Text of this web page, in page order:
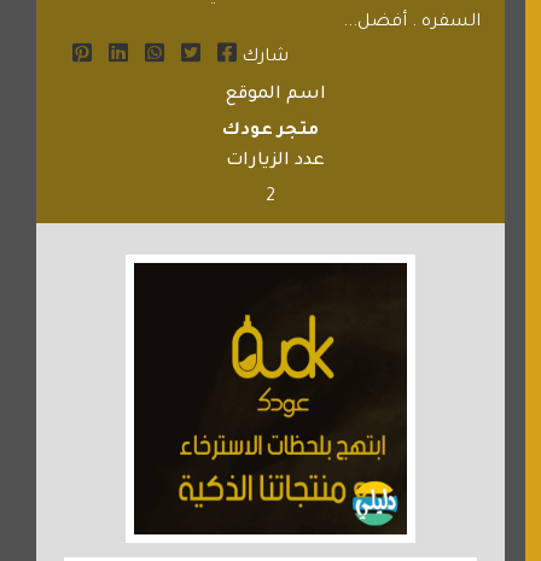
السفره . أفضل...
شارك
اسم الموقع
متجر عودك
عدد الزيارات
2